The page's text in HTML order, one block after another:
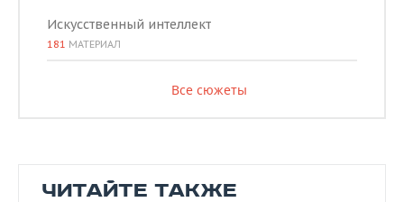
Искусственный интеллект
181 МАТЕРИАЛ
Все сюжеты
ЧИТАЙТЕ ТАКЖЕ